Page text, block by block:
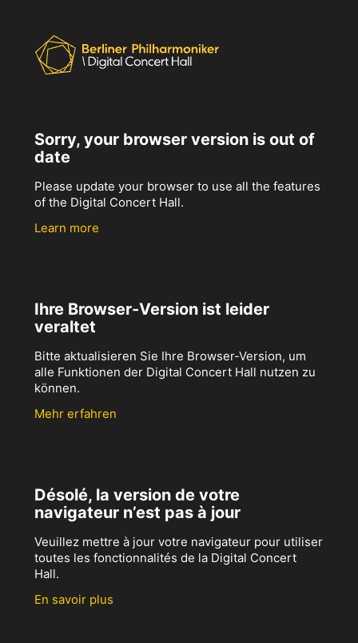
Sorry, your browser version is out of
date
Please update your browser to use all the features
of the Digital Concert Hall.
Learn more
Ihre Browser-Version ist leider
veraltet
Bitte aktualisieren Sie Ihre Browser-Version, um
alle Funktionen der Digital Concert Hall nutzen zu
können.
Mehr erfahren
Désolé, la version de votre
navigateur n’est pas à jour
Veuillez mettre à jour votre navigateur pour utiliser
toutes les fonctionnalités de la Digital Concert
Hall.
En savoir plus